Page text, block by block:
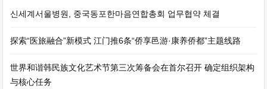
신세계서울병원, 중국동포한마음연합총회 업무협약 체결
探索“医旅融合”新模式 江门推6条“侨享邑游·康养侨都”主题线路
世界和谐韩民族文化艺术节第三次筹备会在首尔召开 确定组织架构
与核心任务